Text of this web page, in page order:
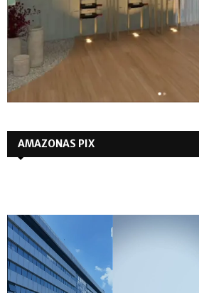
AMAZONAS PIX